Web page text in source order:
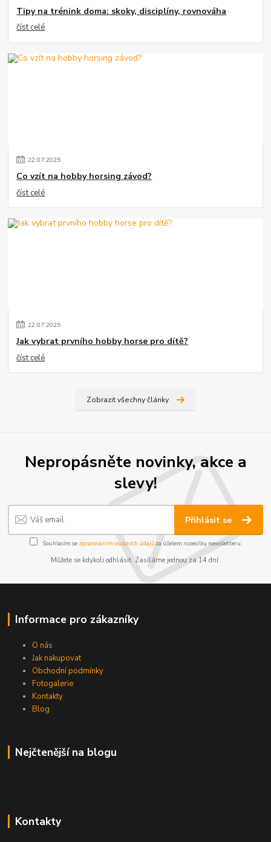
Tipy na trénink doma: skoky, disciplíny, rovnováha
číst celé
22.07.2025
Co vzít na hobby horsing závod?
číst celé
22.07.2025
Jak vybrat prvního hobby horse pro dítě?
číst celé
Zobrazit všechny články
Nepropásněte novinky, akce a
slevy!
Přihlásit se
Souhlasím se zpracováním osobních údajůza účelem rozesílky newsletteru.
Můžete se kdykoli odhlásit. Zasíláme jednou za 14 dní.
Informace pro zákazníky
O nás
Jak nakupovat
Obchodní podmínky
Fotogalerie
Kontakty
Blog
Nejčtenější na blogu
Kontakty